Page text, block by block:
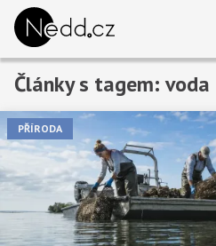
Články s tagem: voda
PŘÍRODA
Předchozí 1 Další